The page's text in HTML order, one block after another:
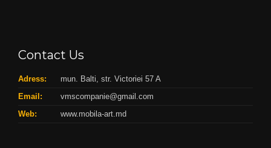
Contact Us
Adress:
mun. Balti, str. Victoriei 57 A
Email:
vmscompanie@gmail.com
Web:
www.mobila-art.md